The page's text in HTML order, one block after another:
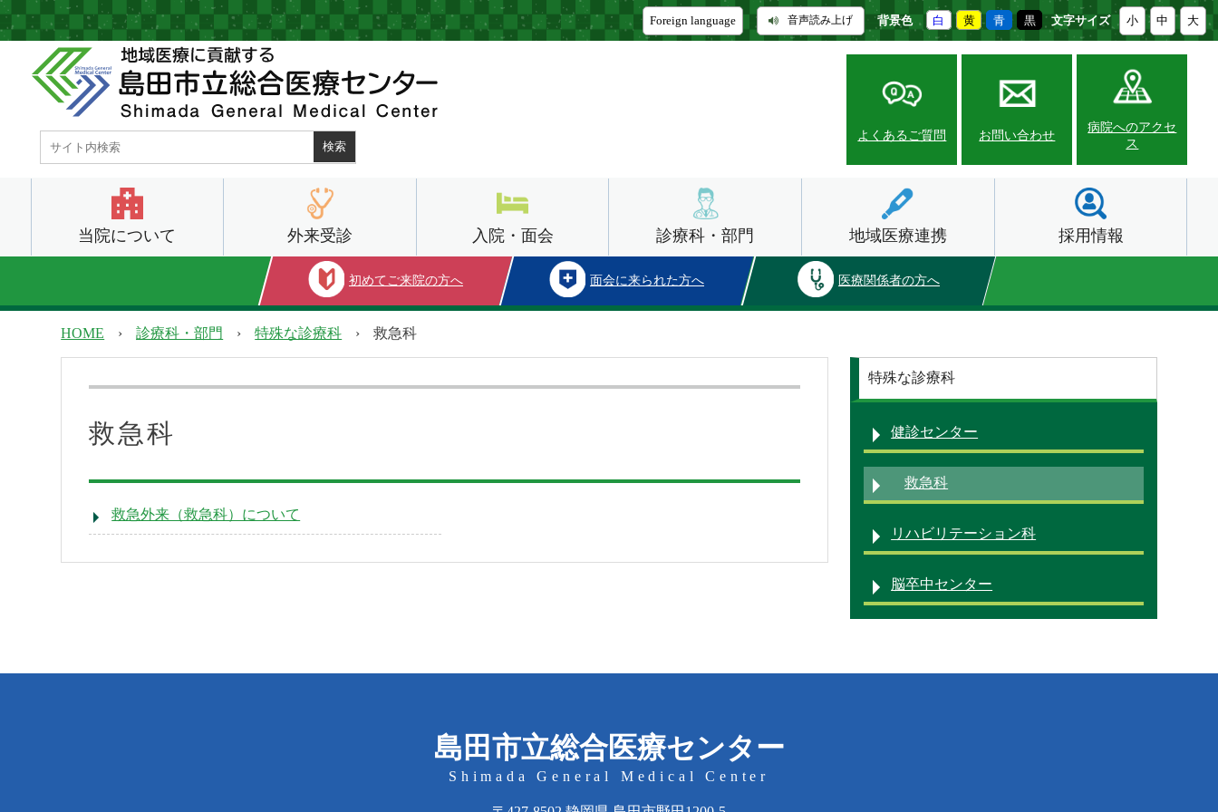
Foreign language 音声読み上げ 背景色 白 黄 青 黒 文字サイズ 小 中 大
よくあるご質問 お問い合わせ
病院へのアクセ
ス
当院について 外来受診 入院・面会 診療科・部門 地域医療連携 採用情報
初めてご来院の方へ 面会に来られた方へ 医療関係者の方へ
外来受診
診療科・部門
地域医療連携 採用情報
HOME › 診療科・部門 › 特殊な診療科 › 救急科
救急科
救急外来（救急科）について
特殊な診療科
健診センター
救急科
リハビリテーション科
脳卒中センター
島田市立総合医療センター
Shimada General Medical Center